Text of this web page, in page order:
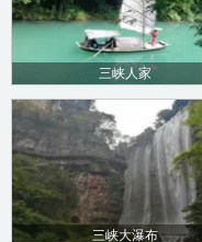
三峡人家
三峡大瀑布